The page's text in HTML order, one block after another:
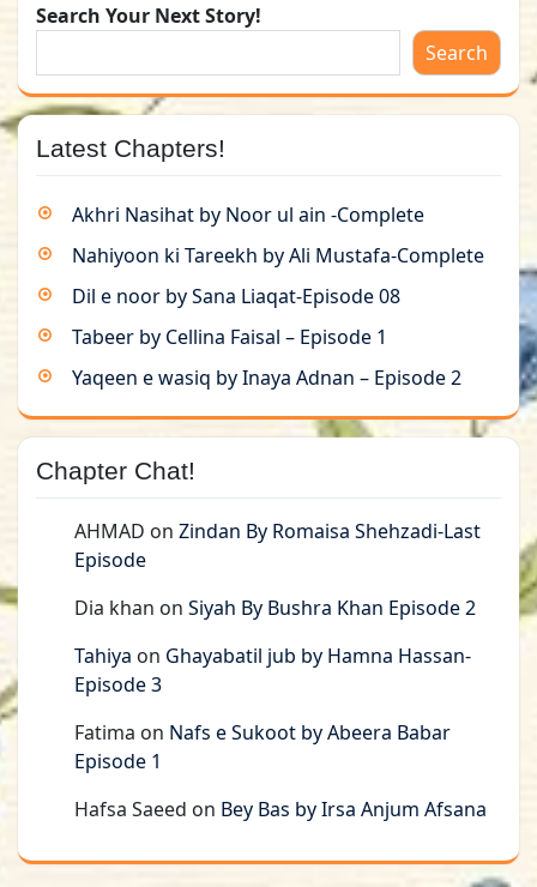
Search Your Next Story!
Search
Latest Chapters!
Akhri Nasihat by Noor ul ain -Complete
Nahiyoon ki Tareekh by Ali Mustafa-Complete
Dil e noor by Sana Liaqat-Episode 08
Tabeer by Cellina Faisal – Episode 1
Yaqeen e wasiq by Inaya Adnan – Episode 2
Chapter Chat!
AHMAD on Zindan By Romaisa Shehzadi-Last
Episode
Dia khan on Siyah By Bushra Khan Episode 2
Tahiya on Ghayabatil jub by Hamna Hassan-
Episode 3
Fatima on Nafs e Sukoot by Abeera Babar
Episode 1
Hafsa Saeed on Bey Bas by Irsa Anjum Afsana